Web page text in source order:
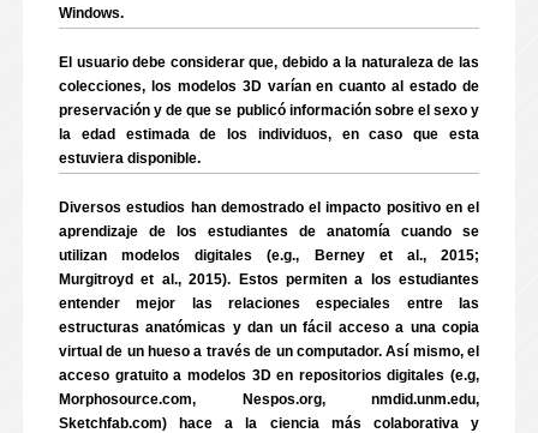
Windows.
El usuario debe considerar que, debido a la naturaleza de las
colecciones, los modelos 3D varían en cuanto al estado de
preservación y de que se publicó información sobre el sexo y
la edad estimada de los individuos, en caso que esta
estuviera disponible.
Diversos estudios han demostrado el impacto positivo en el
aprendizaje de los estudiantes de anatomía cuando se
utilizan modelos digitales (e.g., Berney et al., 2015;
Murgitroyd et al., 2015). Estos permiten a los estudiantes
entender mejor las relaciones especiales entre las
estructuras anatómicas y dan un fácil acceso a una copia
virtual de un hueso a través de un computador. Así mismo, el
acceso gratuito a modelos 3D en repositorios digitales (e.g,
Morphosource.com, Nespos.org, nmdid.unm.edu,
Sketchfab.com) hace a la ciencia más colaborativa y